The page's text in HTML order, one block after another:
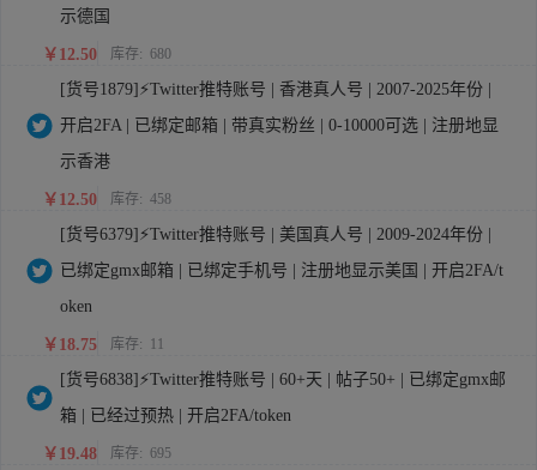
示德国
￥12.50 库存: 680
[货号1879]⚡Twitter推特账号 | 香港真人号 | 2007-2025年份 |
开启2FA | 已绑定邮箱 | 带真实粉丝 | 0-10000可选 | 注册地显
示香港
￥12.50 库存: 458
[货号6379]⚡Twitter推特账号 | 美国真人号 | 2009-2024年份 |
已绑定gmx邮箱 | 已绑定手机号 | 注册地显示美国 | 开启2FA/t
oken
￥18.75 库存: 11
[货号6838]⚡Twitter推特账号 | 60+天 | 帖子50+ | 已绑定gmx邮
箱 | 已经过预热 | 开启2FA/token
￥19.48 库存: 695